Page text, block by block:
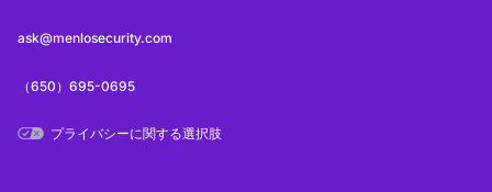
ask@menlosecurity.com
（650）695-0695
プライバシーに関する選択肢